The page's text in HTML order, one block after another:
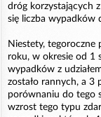
dróg korzystających
się liczba wypadków
Niestety, tegoroczne
roku, w okresie od 1
wypadków z
zostało rannych, a 3
porównaniu do tego
wzrost tego typu